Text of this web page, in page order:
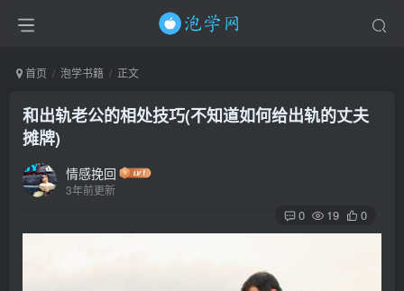
首页 泡学书籍 正文
和出轨老公的相处技巧(不知道如何给出轨的丈夫
摊牌)
情感挽回
3年前更新
0 19 0